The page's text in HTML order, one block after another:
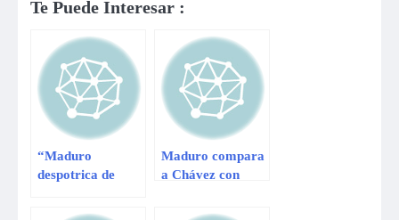
Te Puede Interesar :
“Maduro
despotrica de
porque solo
Maduro compara
a Chávez con
tras 5 meses de su